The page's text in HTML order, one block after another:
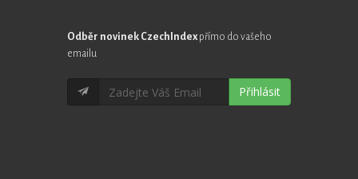
Odběr novinek CzechIndex přímo do vašeho
emailu
Přihlásit